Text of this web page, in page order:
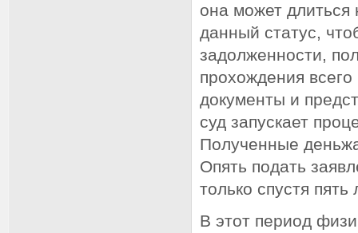
она может длиться
данный статус,
задолженности,
прохождения
документы и
суд запускает
Полученные
Опять подать
только спустя пять
В этот период